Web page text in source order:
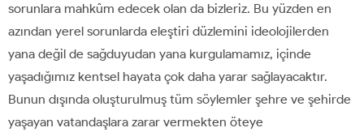
sorunlara mahkûm edecek olan da bizleriz. Bu yüzden en
azından yerel sorunlarda eleştiri düzlemini ideolojilerden
yana değil de sağduyudan yana kurgulamamız, içinde
yaşadığımız kentsel hayata çok daha yarar sağlayacaktır.
Bunun dışında oluşturulmuş tüm söylemler şehre ve şehirde
yaşayan vatandaşlara zarar vermekten öteye